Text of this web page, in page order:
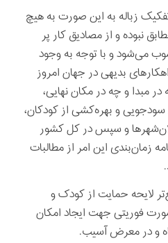
زباله به این صورت به هیچ
نبوده و از مصادیق کار پر
می‌شود و با توجه به وجود
بدیهی در جهان امروز
مبدا و چه در مکان نهایی،
سودجویی و بهره‌کشی از کودکان،
و سپس در کل کشور
زمان‌بندی این امر از مطالبات
لایحه حمایت از کودک و
فوریتی جهت ایجاد امکان
و در معرض آسیب.